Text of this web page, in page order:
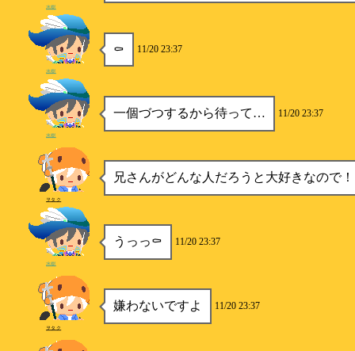
水樹
⚰️ 11/20 23:37
水樹
一個づつするから待って… 11/20 23:37
水樹
兄さんがどんな人だろうと大好きなので
ヲタク
うっっ⚰️ 11/20 23:37
水樹
嫌わないですよ 11/20 23:37
ヲタク